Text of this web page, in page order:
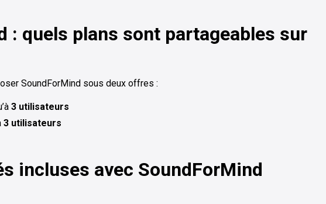
: quels plans sont partageables sur
SoundForMind sous deux offres :
3 utilisateurs
3 utilisateurs
incluses avec SoundForMind